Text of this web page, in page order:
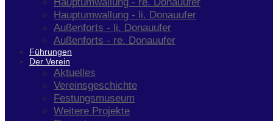
Hauptumwallung - li. Donauufer
Außenforts - li. Donauufer
Außenforts - re. Donauufer
Führungen
Der Verein
Aktuelles
Vereinsgeschichte
Festungsmuseum
Weitere Projekte